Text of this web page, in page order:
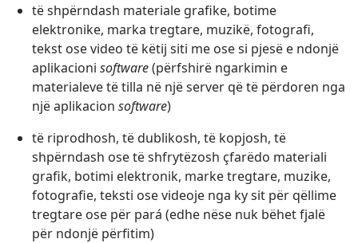
të shpërndash materiale grafike, botime
elektronike, marka tregtare, muzikë, fotografi,
tekst ose video të këtij siti me ose si pjesë e ndonjë
aplikacioni software(përfshirë ngarkimin e
materialeve të tilla në një server që të përdoren nga
një aplikacion software)
të riprodhosh, të dublikosh, të kopjosh, të
shpërndash ose të shfrytëzosh çfarëdo materiali
grafik, botimi elektronik, marke tregtare, muzike,
fotografie, teksti ose videoje nga ky sit për qëllime
tregtare ose për pará (edhe nëse nuk bëhet fjalë
për ndonjë përfitim)